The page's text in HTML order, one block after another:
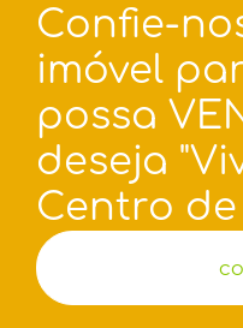
Confie-
imóvel
possa
deseja
Centro